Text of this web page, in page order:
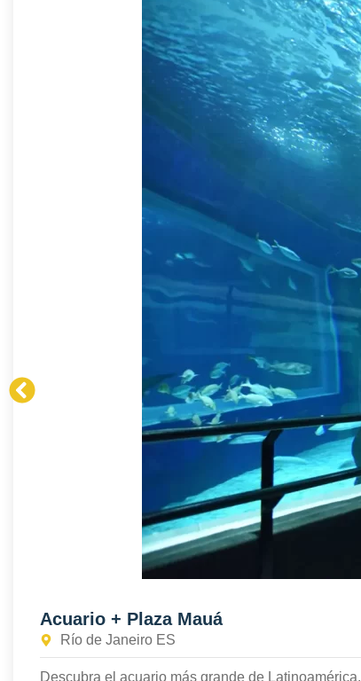
Acuario + Plaza Mauá
Río de Janeiro ES
Descubra el acuario más grande de Latinoamérica.